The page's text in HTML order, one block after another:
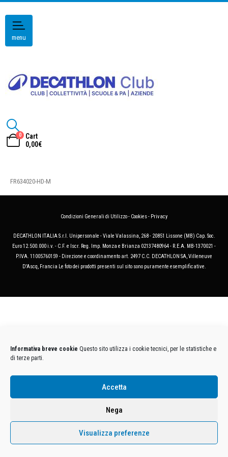
Informativa breve cookie Questo sito utilizza i cookie tecnici, per le statistiche e
di terze parti.
Accetta
Nega
Visualizza preferenze
menu
0
Cart
0,00€
FR634020-HD-M
Condizioni Generali di Utilizzo- Cookies- Privacy
DECATHLON ITALIA S.r.l. Unipersonale - Viale Valassina, 268 - 20851 Lissone (MB) Cap. Soc.
Euro 12.500.000 i.v. - C.F. e Iscr. Reg. Imp. Monza e Brianza 02137480964 - R.E.A. MB-1370021 -
P.IVA. 11005760159 - Direzione e coordinamento art. 2497 C.C. DECATHLON SA, Villeneuve
D'Ascq, Francia Le foto dei prodotti presenti sul sito sono puramente esemplificative.